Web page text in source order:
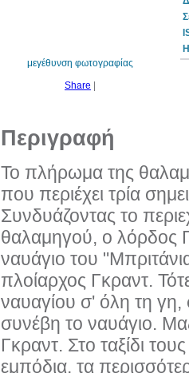
μεγέθυνση φωτογραφίας
Share
Περιγραφή
Το πλήρωμα της
που περιέχει τρία
Συνδυάζοντας το
θαλαμηγού, ο λόρδος
ναυάγιο του
πλοίαρχος Γκραντ.
ναυαγίου σ' όλη τη γη,
συνέβη το ναυάγιο.
Γκραντ. Στο ταξίδι
εμπόδια, τα